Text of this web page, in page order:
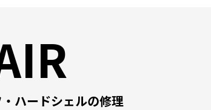
ハードシェルの修理